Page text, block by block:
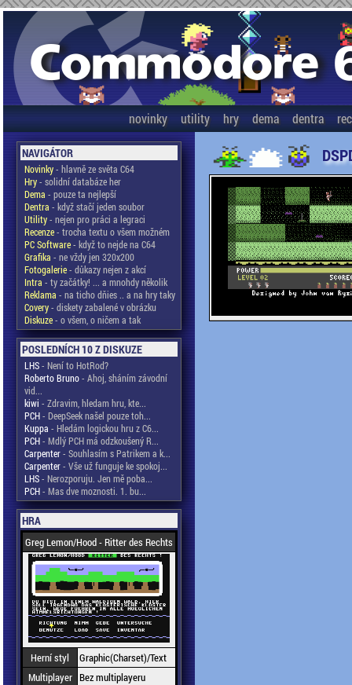
novinky utility hry dema dentra
NAVIGÁTOR
Novinky- hlavně ze světa C64
Hry- solidní databáze her
Dema - pouze ta nejlepší
Dentra - když stačí jeden soubor
Utility- nejen pro práci a legraci
Recenze- trocha textu o všem možném
PC Software- když to nejde na C64
Grafika - ne vždy jen 320x200
Fotogalerie- důkazy nejen z akcí
Intra - ty začátky! ... a mnohdy několik
Reklama - na ticho dňies .. a na hry taky
Covery- diskety zabalené v obrázku
Diskuze- o všem, o ničem a tak
POSLEDNÍCH 10 Z DISKUZE
LHS- Není to HotRod?
Roberto Bruno- Ahoj, sháním závodní
vid...
kiwi - Zdravim, hledam hru, kte...
PCH- DeepSeek našel pouze toh...
Kuppa - Hledám logickou hru z C6...
PCH- Mdlý PCH má odzkoušený R...
Carpenter- Souhlasím s Patrikem a k...
Carpenter- Vše už funguje ke spokoj...
LHS- Nerozporuju. Jen mě poba...
PCH- Mas dve moznosti. 1. bu...
HRA
Greg Lemon/Hood - Ritter des Rechts
Herní styl
Graphic(Charset)/Text
Multiplayer Bez multiplayeru